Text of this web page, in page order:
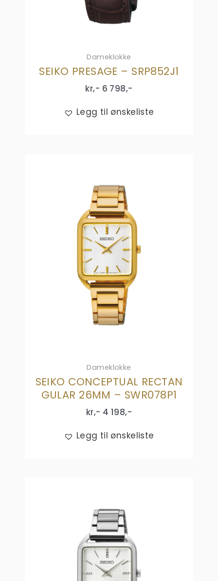
Dameklokke
SEIKO PRESAGE – SRP852J1
kr,- 6 798,-
Legg til ønskeliste
Dameklokke
SEIKO CONCEPTUAL RECTAN
GULAR 26MM – SWR078P1
kr,- 4 198,-
Legg til ønskeliste